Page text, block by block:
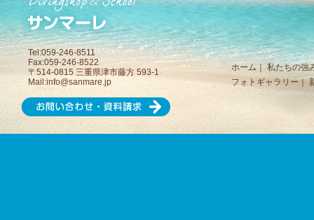
Tel:059-246-8511
Fax:059-246-8522
〒514-0815 三重県津市藤方 593-1
Mail:info@sanmare.jp
ホーム
私たちの強
フォトギャラリー｜